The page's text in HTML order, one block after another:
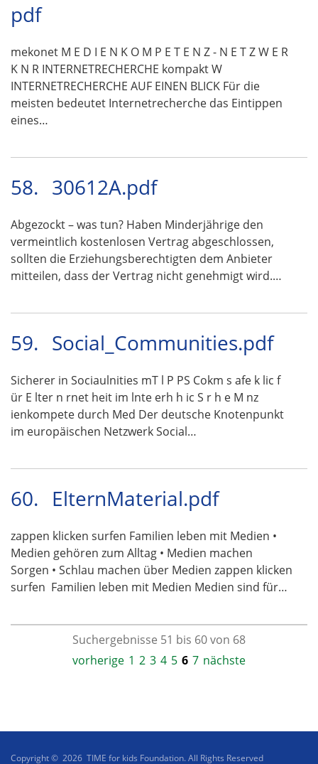
pdf
mekonet M E D I E N K O M P E T E N Z - N E T Z W E R
K N R INTERNETRECHERCHE kompakt W
INTERNETRECHERCHE AUF EINEN BLICK Für die
meisten bedeutet Internetrecherche das Eintippen
eines…
58. 30612A.pdf
Abgezockt – was tun? Haben Minderjährige den
vermeintlich kostenlosen Vertrag abgeschlossen,
sollten die Erziehungsberechtigten dem Anbieter
mitteilen, dass der Vertrag nicht genehmigt wird.…
59. Social_Communities.pdf
Sicherer in Sociaulnities mT l P PS Cokm s afe k lic f
ür E lter n rnet heit im lnte erh h ic S r h e M nz
ienkompete durch Med Der deutsche Knotenpunkt
im europäischen Netzwerk Social…
60. ElternMaterial.pdf
zappen klicken surfen Familien leben mit Medien •
Medien gehören zum Alltag • Medien machen
Sorgen • Schlau machen über Medien zappen klicken
surfen  Familien leben mit Medien Medien sind für…
Suchergebnisse 51 bis 60 von 68
vorherige 1 2 3 4 5 6 7 nächste
Copyright © 2026 TIME for kids Foundation. All Rights Reserved